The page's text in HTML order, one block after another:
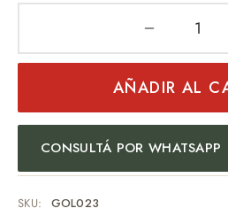
AÑADIR AL
CONSULTÁ POR WHATSAPP
SKU: GOL023